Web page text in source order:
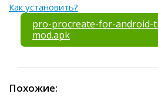
Как установить?
pro-procreate-for-android-
mod.apk
Похожие: